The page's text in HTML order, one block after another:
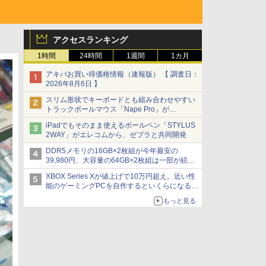
アクセスランキング
1時間 24時間 1週間 1カ月
アキバお買い得価格情報（速報版） 【 調査日：
2026年8月6日 】
スリム形状でキーボードとも組み合わせやすい
トラックボールマウス「Nape Pro」が
Keychronから
iPadでもそのまま使えるボールペン「STYLUS
2WAY」がエレコムから、ゼブラと共同開発
DDR5メモリの16GB×2枚組が今年最安の
39,980円、大容量の64GB×2枚組は一部が続騰
[8月前半のメモリ価格]
XBOX Series Xが値上げで10万円超え。近い性
能のゲーミングPCを自作するといくらになる？
【石田賀津男の『酒の肴にPCゲーム』】
もっと見る